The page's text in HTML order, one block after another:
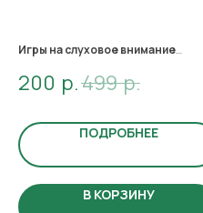
Игры на слуховое внимание
Научите ребенка слушать и слышать.
200 р.499 р.
ПОДРОБНЕЕ
В КОРЗИНУ